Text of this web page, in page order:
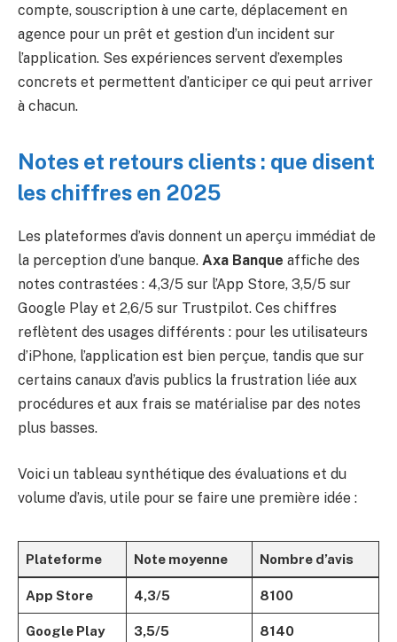
compte, souscription à une carte, déplacement en
agence pour un prêt et gestion d’un incident sur
l’application. Ses expériences servent d’exemples
concrets et permettent d’anticiper ce qui peut arriver
à chacun.
Notes et retours clients : que disent
les chiffres en 2025
Les plateformes d’avis donnent un aperçu immédiat de
la perception d’une banque. Axa Banque affiche des
notes contrastées : 4,3/5 sur l’App Store, 3,5/5 sur
Google Play et 2,6/5 sur Trustpilot. Ces chiffres
reflètent des usages différents : pour les utilisateurs
d’iPhone, l’application est bien perçue, tandis que sur
certains canaux d’avis publics la frustration liée aux
procédures et aux frais se matérialise par des notes
plus basses.
Voici un tableau synthétique des évaluations et du
volume d’avis, utile pour se faire une première idée :
Plateforme Note moyenne Nombre d’avis
App Store 4,3/5 8100
Google Play 3,5/5 8140